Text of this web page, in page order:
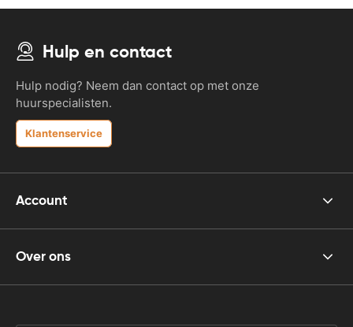
Hulp en contact
Hulp nodig? Neem dan contact op met onze
huurspecialisten.
Klantenservice
Account
Over ons